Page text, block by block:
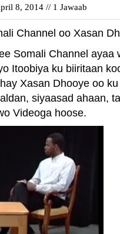
8, 2014 // 1 Jawaab
Channel oo Xasan
Somali Channel ayaa
Itoobiya ku biiritaan
Xasan Dhooye oo
siyaasad ahaan,
Videoga hoose.